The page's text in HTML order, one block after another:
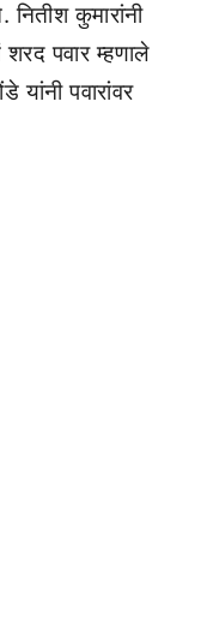
नितीश कुमारांनी
पवार म्हणाले
पवारांवर